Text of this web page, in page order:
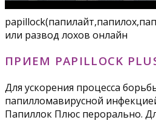
или развод лохов онлайн
ПРИЕМ PAPILLOCK
Для ускорения процесса
папилломавирусной
Папиллок Плюс перорально.